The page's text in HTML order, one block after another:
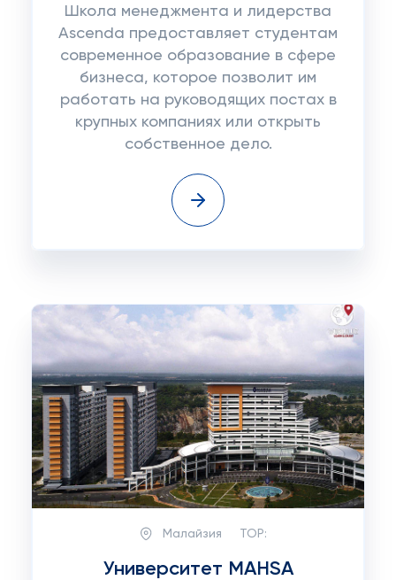
Школа менеджмента и лидерства
Ascenda предоставляет студентам
современное образование в сфере
бизнеса, которое позволит им
работать на руководящих постах в
крупных компаниях или открыть
собственное дело.
Малайзия TOP:
Университет MAHSA